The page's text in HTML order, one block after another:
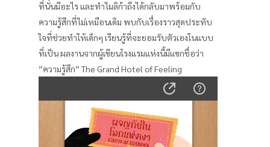
ที่นั่นมีอะไร และทำไมลิก้าถึงได้กลับมาพร้อมกับ
ความรู้สึกที่ไม่เหมือนเดิม พบกับเรื่องราวสุดประทับ
ใจที่ช่วยทำให้เด็กๆ เรียนรู้ที่จะยอมรับตัวเองในแบบ
ที่เป็น ผลงานจากผู้เขียนโรงแรมแห่งนี้มีแขกชื่อว่า
”ความรู้สึก” The Grand Hotel of Feeling